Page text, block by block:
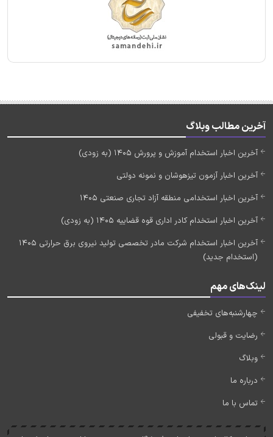
آخرین مطالب وبلاگ
آخرین اخبار استخدام آموزش و پرورش 1405 (به زودی)
آخرین اخبار آزمون تیزهوشان و نمونه دولتی
آخرین اخبار استخدامی منطقه آزاد تجاری صنعتی 1405
آخرین اخبار استخدام کادر اداری قوه قضاییه 1405 (به زودی)
آخرین اخبار استخدام شرکت مادر تخصصی تولید نیروی برق حرارتی 1405
(استخدام جدید)
لینک‌های مهم
چهارشنبه‌های تخفیفی
رضایت و قبولی
وبلاگ
درباره ما
تماس با ما